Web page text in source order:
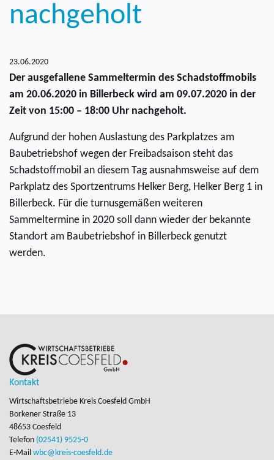
nachgeholt
23.06.2020
Der ausgefallene Sammeltermin des Schadstoffmobils
am 20.06.2020 in Billerbeck wird am 09.07.2020 in der
Zeit von 15:00 – 18:00 Uhr nachgeholt.
Aufgrund der hohen Auslastung des Parkplatzes am
Baubetriebshof wegen der Freibadsaison steht das
Schadstoffmobil an diesem Tag ausnahmsweise auf dem
Parkplatz des Sportzentrums Helker Berg, Helker Berg 1 in
Billerbeck. Für die turnusgemäßen weiteren
Sammeltermine in 2020 soll dann wieder der bekannte
Standort am Baubetriebshof in Billerbeck genutzt
werden.
Kontakt
Wirtschaftsbetriebe Kreis Coesfeld GmbH
Borkener Straße 13
48653 Coesfeld
Telefon (02541) 9525-0
E-Mail wbc@kreis-coesfeld.de